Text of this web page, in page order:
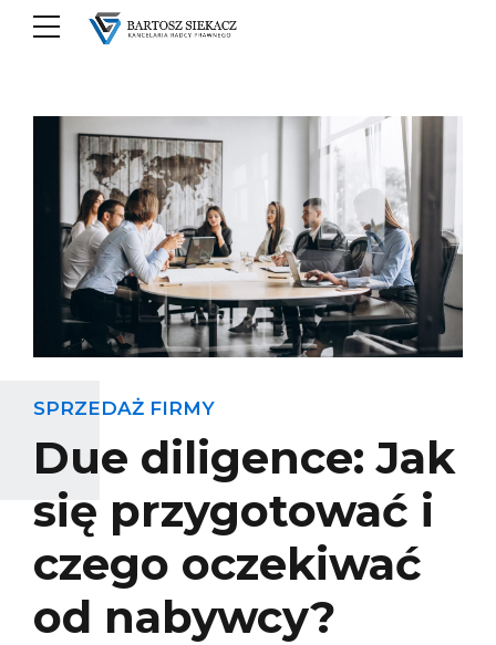
SPRZEDAŻ FIRMY
Due diligence: Jak
się przygotować i
czego oczekiwać
od nabywcy?